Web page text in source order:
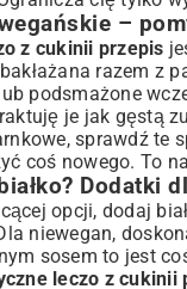
–
z cukinii przepis
razem z
podsmażone
je jak gęstą
sprawdź te
coś nowego. To
Dodatki
opcji, dodaj
niewegan,
sosem to jest
leczo z cukinii